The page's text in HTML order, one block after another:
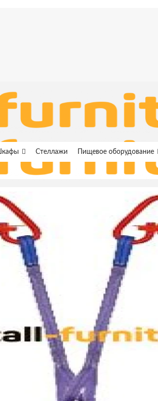
Стеллажи Пищевое оборудование